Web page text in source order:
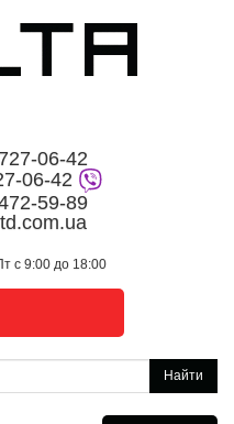
727-06-42
06-42
59-89
с 9:00 до 18:00
Найти